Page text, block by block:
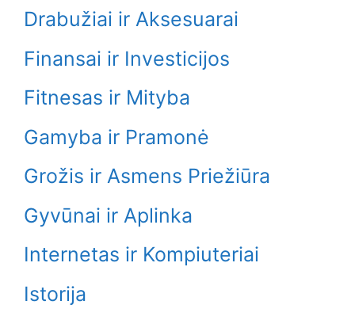
Drabužiai ir Aksesuarai
Finansai ir Investicijos
Fitnesas ir Mityba
Gamyba ir Pramonė
Grožis ir Asmens Priežiūra
Gyvūnai ir Aplinka
Internetas ir Kompiuteriai
Istorija